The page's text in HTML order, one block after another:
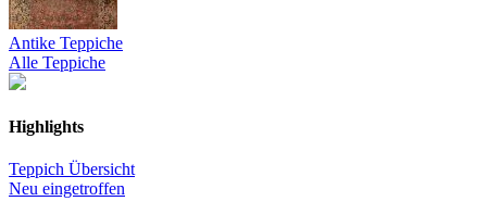
Antike Teppiche
Alle Teppiche
Highlights
Teppich Übersicht
Neu eingetroffen